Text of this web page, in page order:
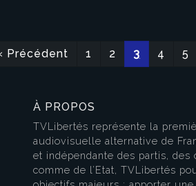
Précédent 1 2 3 4 5
À PROPOS
TVLibertés représente la
audiovisuelle alternative de
et indépendante des partis, des
comme de l’Etat, TVLibertés